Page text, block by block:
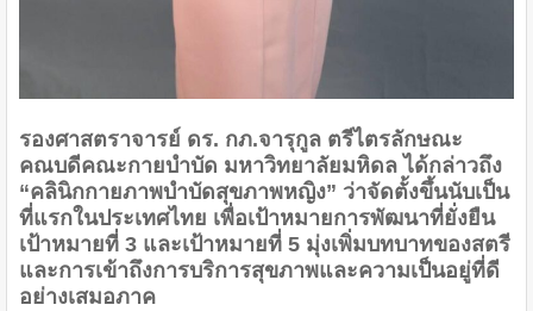
รองศาสตราจารย์ ดร. กภ.จารุกูล ตรีไตรลักษณะ
คณบดีคณะกายบำบัด มหาวิทยาลัยมหิดล ได้กล่าวถึง
“คลินิกกายภาพบำบัดสุขภาพหญิง” ว่าจัดตั้งขึ้นนับเป็น
ที่แรกในประเทศไทย เพื่อเป้าหมายการพัฒนาที่ยั่งยืน
เป้าหมายที่ 3 และเป้าหมายที่ 5 มุ่งเพิ่มบทบาทของสตรี
และการเข้าถึงการบริการสุขภาพและความเป็นอยู่ที่ดี
อย่างเสมอภาค